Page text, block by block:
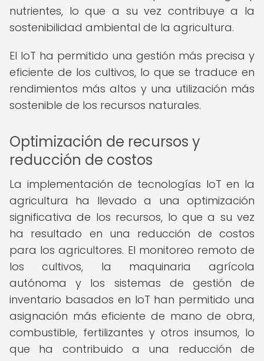
nutrientes, lo que a su vez contribuye a la
sostenibilidad ambiental de la agricultura.
El IoT ha permitido una gestión más precisa y
eficiente de los cultivos, lo que se traduce en
rendimientos más altos y una utilización más
sostenible de los recursos naturales.
Optimización de recursos y
reducción de costos
La implementación de tecnologías IoT en la
agricultura ha llevado a una optimización
significativa de los recursos, lo que a su vez
ha resultado en una reducción de costos
para los agricultores. El monitoreo remoto de
los cultivos, la maquinaria agrícola
autónoma y los sistemas de gestión de
inventario basados en IoT han permitido una
asignación más eficiente de mano de obra,
combustible, fertilizantes y otros insumos, lo
que ha contribuido a una reducción de